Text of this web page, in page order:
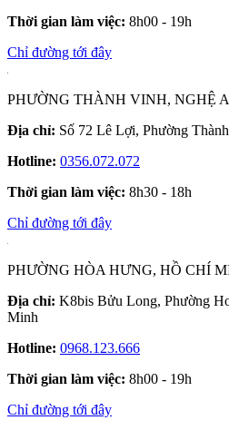
Thời gian làm việc: 8h00 - 19h
Chỉ đường tới đây
PHƯỜNG THÀNH VINH, NGHỆ
Địa chỉ: Số 72 Lê Lợi, Phường
Hotline: 0356.072.072
Thời gian làm việc: 8h30 - 18h
Chỉ đường tới đây
PHƯỜNG HÒA HƯNG, HỒ CHÍ
Địa chỉ: K8bis Bửu Long, Phường
Minh
Hotline: 0968.123.666
Thời gian làm việc: 8h00 - 19h
Chỉ đường tới đây